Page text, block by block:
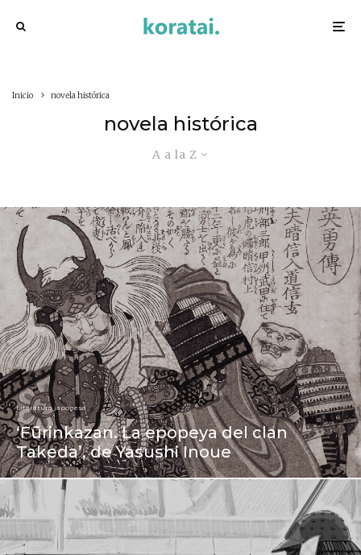
Inicio novela histórica
novela histórica
A a la Z
Literatura japonesa
‘Fūrinkazan. La epopeya del clan
Takeda’, de Yasushi Inoue